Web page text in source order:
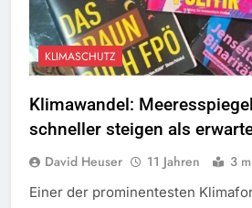
KLIMASCHUTZ
Klimawandel:
schneller steigen als
David Heuser 11 Jahren 3
Einer der prominentesten